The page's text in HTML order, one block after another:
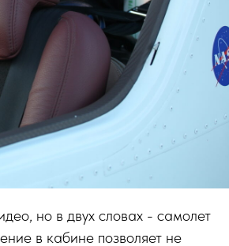
но в двух словах - самолет
в кабине позволяет не